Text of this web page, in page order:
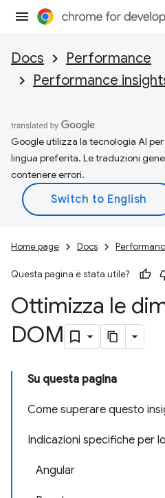
Docs
Performance
Performance
Google utilizza la tecnologia AI
lingua preferita. Le traduzioni
contenere errori.
Home page Docs
Questa pagina è stata utile?
Ottimizza le
DOM
Su questa pagina
Come superare questo
Indicazioni specifiche per
Angular